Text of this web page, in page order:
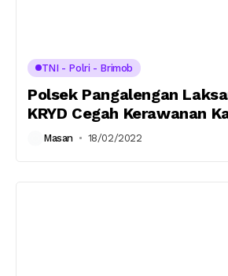
TNI - Polri - Brimob
Polsek Pangalengan
KRYD Cegah Kerawanan
Masan 18/02/2022